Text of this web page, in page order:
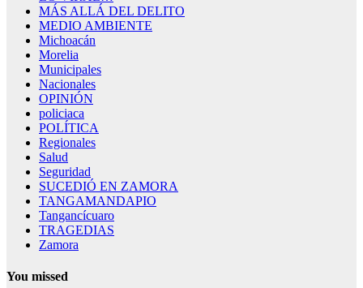
MÁS ALLÁ DEL DELITO
MEDIO AMBIENTE
Michoacán
Morelia
Municipales
Nacionales
OPINIÓN
policiaca
POLÍTICA
Regionales
Salud
Seguridad
SUCEDIÓ EN ZAMORA
TANGAMANDAPIO
Tangancícuaro
TRAGEDIAS
Zamora
You missed